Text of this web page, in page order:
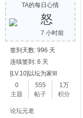
TA的每日心情
怒
7 小时前
签到天数: 996 天
连续签到: 6 天
[LV.10]以坛为家III
0
主题
555
帖子
1万
积分
论坛元老